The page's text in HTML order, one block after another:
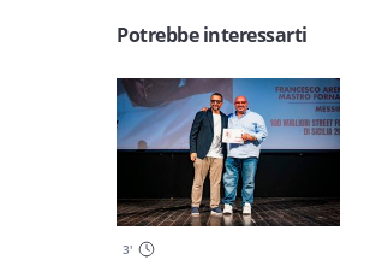
Potrebbe interessarti
3'